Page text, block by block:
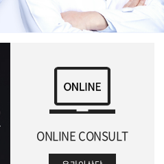
ONLINE CONSULT